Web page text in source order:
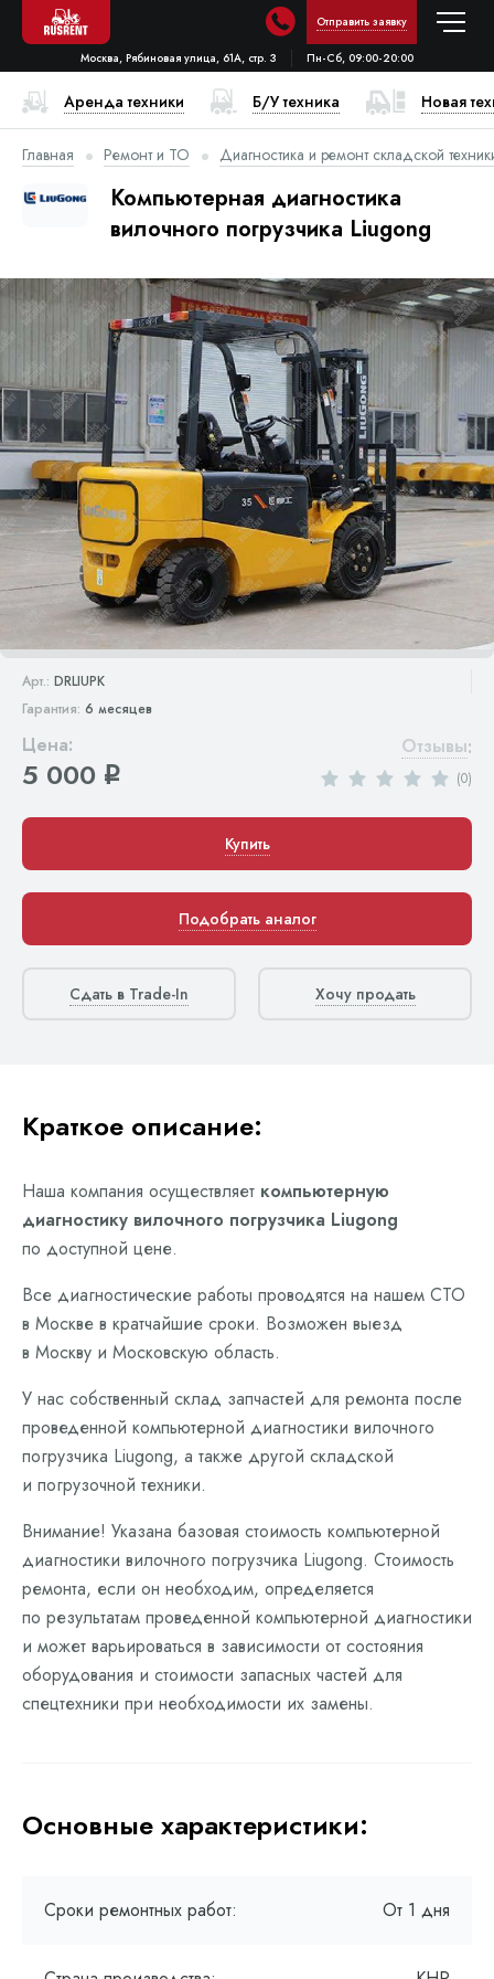
Отправить заявку
Москва, Рябиновая улица, 61А, стр. 3 Пн-Сб, 09:00-20:00
Аренда техники Б/У техника Новая
Главная Ремонт и ТО Диагностика и ремонт складской
Компьютерная диагностика
вилочного погрузчика Liugong
Арт.: DRLIUPK
Гарантия: 6 месяцев
Цена:
5 000 q
Отзывы:
(0)
Купить
Подобрать аналог
Сдать в Trade-In Хочу продать
Краткое описание:
Наша компания осуществляет компьютерную
диагностику вилочного погрузчика Liugong
по доступной цене.
Все диагностические работы проводятся на нашем СТО
в Москве в кратчайшие сроки. Возможен выезд
в Москву и Московскую область.
У нас собственный склад запчастей для ремонта после
проведенной компьютерной диагностики вилочного
погрузчика Liugong, а также другой складской
и погрузочной техники.
Внимание! Указана базовая стоимость компьютерной
диагностики вилочного погрузчика Liugong. Стоимость
ремонта, если он необходим, определяется
по результатам проведенной компьютерной диагностики
и может варьироваться в зависимости от состояния
оборудования и стоимости запасных частей для
спецтехники при необходимости их замены.
Основные характеристики:
Сроки ремонтных работ: От 1 дня